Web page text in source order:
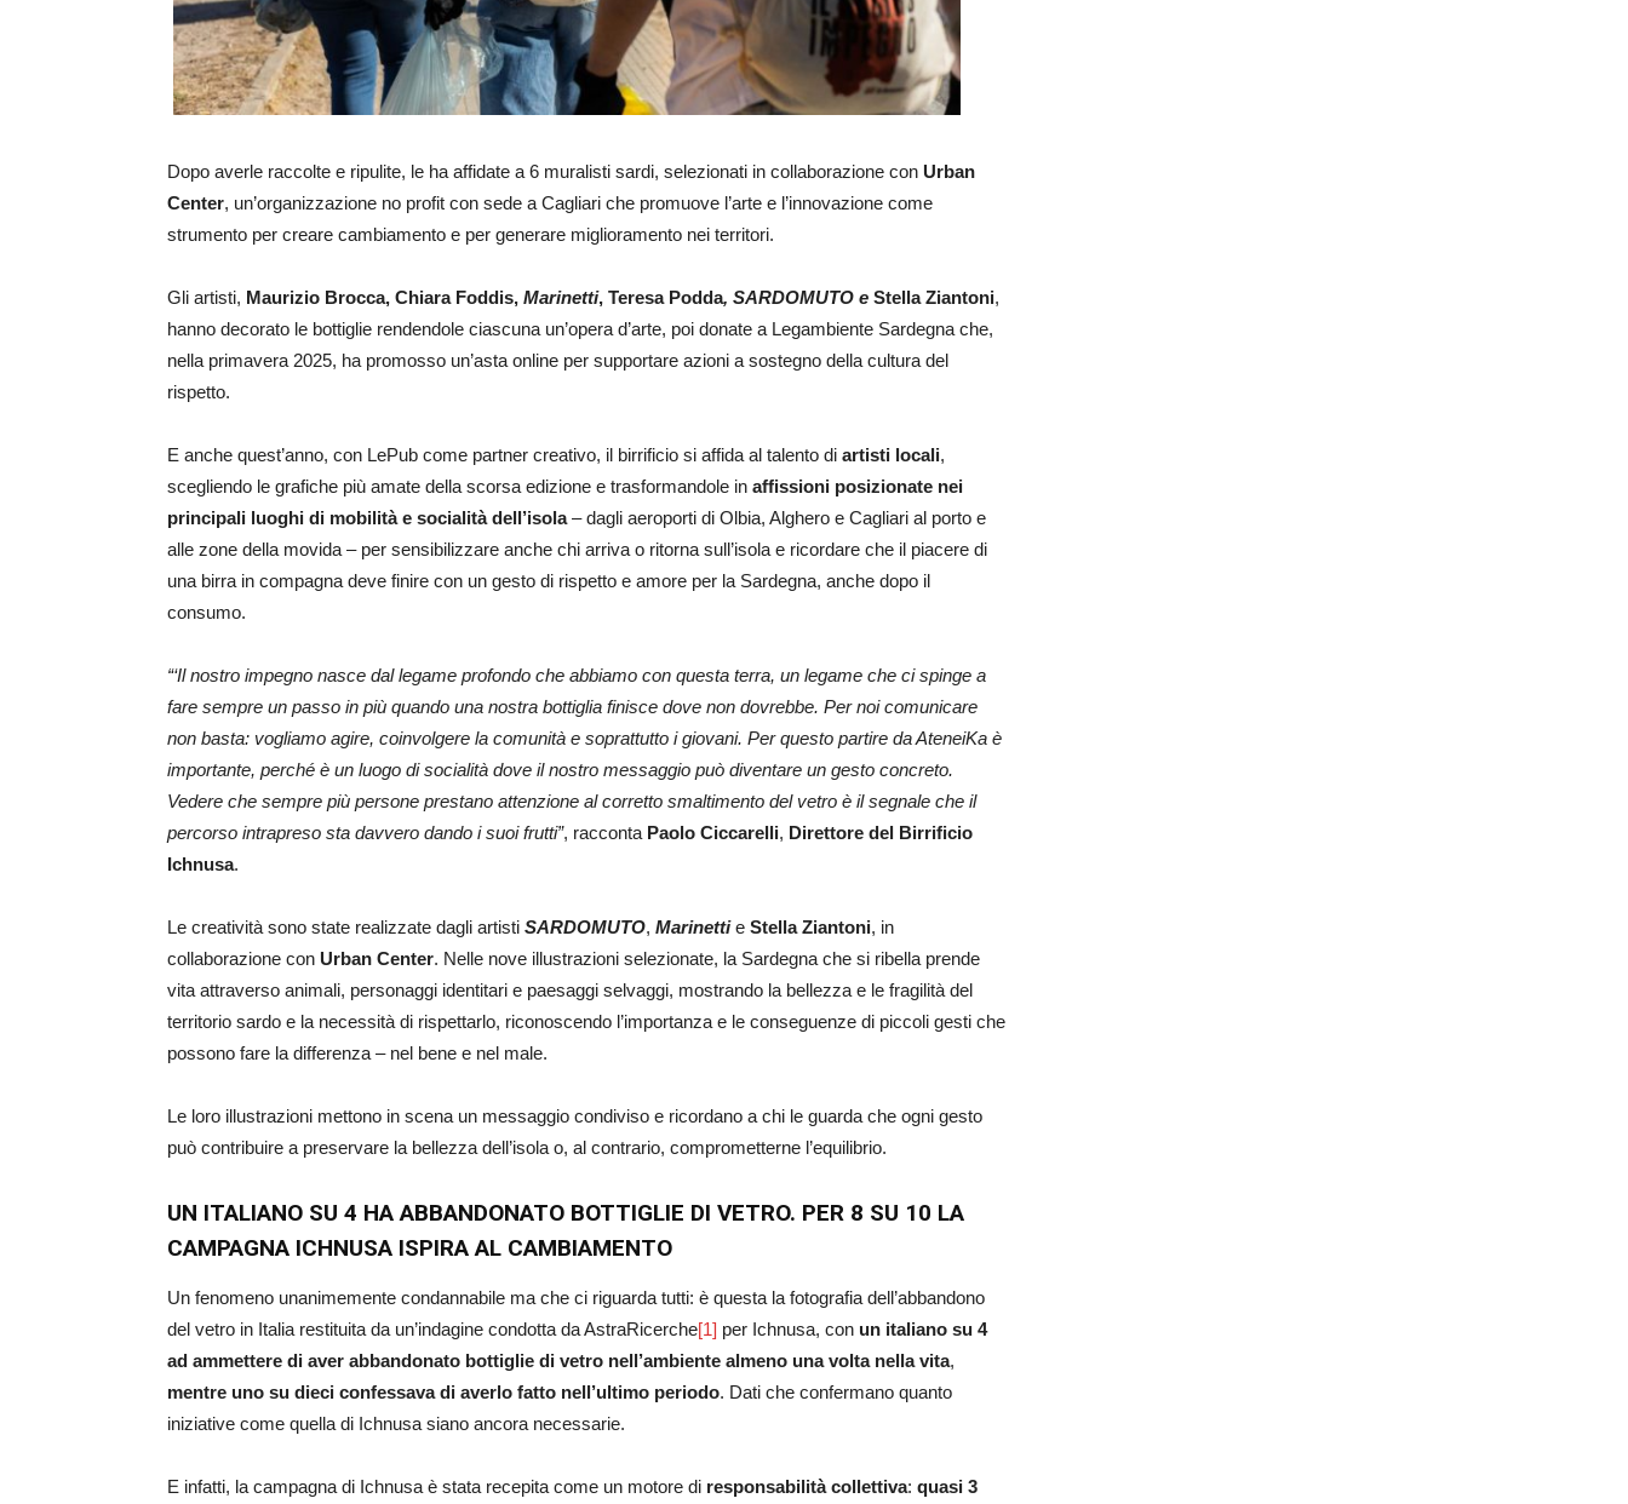
Dopo averle raccolte e ripulite, le ha affidate a 6 muralisti sardi, selezionati in collaborazione con Urban
Center, un’organizzazione no profit con sede a Cagliari che promuove l’arte e l’innovazione come
strumento per creare cambiamento e per generare miglioramento nei territori.
Gli artisti, Maurizio Brocca, Chiara Foddis, Marinetti, Teresa Podda, SARDOMUTO e Stella Ziantoni,
hanno decorato le bottiglie rendendole ciascuna un’opera d’arte, poi donate a Legambiente Sardegna che,
nella primavera 2025, ha promosso un’asta online per supportare azioni a sostegno della cultura del
rispetto.
E anche quest’anno, con LePub come partner creativo, il birrificio si affida al talento di artisti locali,
scegliendo le grafiche più amate della scorsa edizione e trasformandole in affissioni posizionate nei
principali luoghi di mobilità e socialità dell’isola– dagli aeroporti di Olbia, Alghero e Cagliari al porto e
alle zone della movida – per sensibilizzare anche chi arriva o ritorna sull’isola e ricordare che il piacere di
una birra in compagna deve finire con un gesto di rispetto e amore per la Sardegna, anche dopo il
consumo.
“‘Il nostro impegno nasce dal legame profondo che abbiamo con questa terra, un legame che ci spinge a
fare sempre un passo in più quando una nostra bottiglia finisce dove non dovrebbe. Per noi comunicare
non basta: vogliamo agire, coinvolgere la comunità e soprattutto i giovani. Per questo partire da AteneiKa è
importante, perché è un luogo di socialità dove il nostro messaggio può diventare un gesto concreto.
Vedere che sempre più persone prestano attenzione al corretto smaltimento del vetro è il segnale che il
percorso intrapreso sta davvero dando i suoi frutti”, racconta Paolo Ciccarelli, Direttore del Birrificio
Ichnusa.
Le creatività sono state realizzate dagli artisti SARDOMUTO, Marinettie Stella Ziantoni, in
collaborazione con Urban Center. Nelle nove illustrazioni selezionate, la Sardegna che si ribella prende
vita attraverso animali, personaggi identitari e paesaggi selvaggi, mostrando la bellezza e le fragilità del
territorio sardo e la necessità di rispettarlo, riconoscendo l’importanza e le conseguenze di piccoli gesti che
possono fare la differenza – nel bene e nel male.
Le loro illustrazioni mettono in scena un messaggio condiviso e ricordano a chi le guarda che ogni gesto
può contribuire a preservare la bellezza dell’isola o, al contrario, comprometterne l’equilibrio.
UN ITALIANO SU 4 HA ABBANDONATO BOTTIGLIE DI VETRO. PER 8 SU 10 LA
CAMPAGNA ICHNUSA ISPIRA AL CAMBIAMENTO
Un fenomeno unanimemente condannabile ma che ci riguarda tutti: è questa la fotografia dell’abbandono
del vetro in Italia restituita da un’indagine condotta da AstraRicerche[1] per Ichnusa, con un italiano su 4
ad ammettere di aver abbandonato bottiglie di vetro nell’ambiente almeno una volta nella vita,
mentre uno su dieci confessava di averlo fatto nell’ultimo periodo. Dati che confermano quanto
iniziative come quella di Ichnusa siano ancora necessarie.
E infatti, la campagna di Ichnusa è stata recepita come un motore di responsabilità collettiva: quasi 3